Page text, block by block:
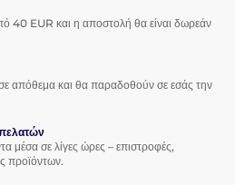
40 EUR και η αποστολή θα είναι δωρεάν
απόθεμα και θα παραδοθούν σε εσάς την
μέσα σε λίγες ώρες – επιστροφές,
προϊόντων.